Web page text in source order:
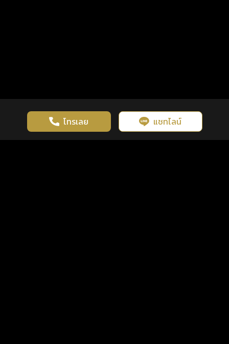
โทรเลย แชทไลน์
เว็บไซต์นี้มีการใช้งานคุกกี้ เพื่อเพิ่มประสิทธิภาพและประสบการณ์ที่ดี
ในการใช้งานเว็บไซต์ นโยบายความเป็นส่วนตัว
รู้ก่อน พร้อมกว่า ทุกจังหวะชีวิต คลิกดูดวงฟรี